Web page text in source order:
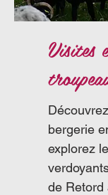
Visites
bergerie
explorez
de Retord